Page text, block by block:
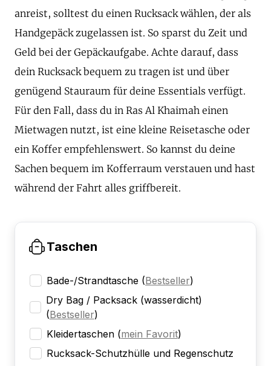
anreist, solltest du einen Rucksack wählen, der als
Handgepäck zugelassen ist. So sparst du Zeit und
Geld bei der Gepäckaufgabe. Achte darauf, dass
dein Rucksack bequem zu tragen ist und über
genügend Stauraum für deine Essentials verfügt.
Für den Fall, dass du in Ras Al Khaimah einen
Mietwagen nutzt, ist eine kleine Reisetasche oder
ein Koffer empfehlenswert. So kannst du deine
Sachen bequem im Kofferraum verstauen und hast
während der Fahrt alles griffbereit.
Taschen
Bade-/Strandtasche (Bestseller)
Dry Bag / Packsack (wasserdicht)
(Bestseller)
Kleidertaschen (mein Favorit)
Rucksack-Schutzhülle und Regenschutz